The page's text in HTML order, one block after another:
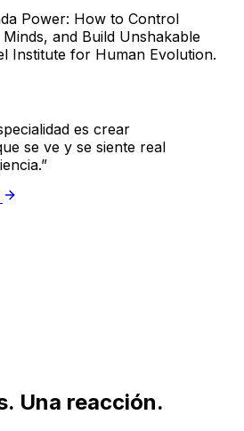
Power: How to Control
and Build Unshakable
Institute for Human Evolution.
es crear
se ve y se siente real
”
Una reacción.